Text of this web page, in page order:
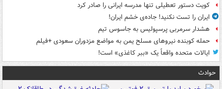
کویت دستور تعطیلی تنها مدرسه ایرانی را صادر کرد
ایران را تست نکنید! جاده‌ی خشم ایران!
هشدار سرمربی پرسپولیس به جاسوس تیم
حمله کوبنده نیروهای مسلح یمن به مواضع مزدوران سعودی +فیلم
ایالات متحده واقعاً یک «ببر کاغذی» است!
حوادث